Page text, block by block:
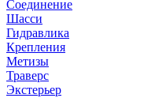
Соединение
Шасси
Гидравлика
Крепления
Метизы
Траверс
Экстерьер